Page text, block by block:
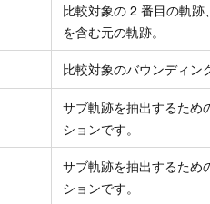
比較対象の 2 番目の軌
を含む元の軌跡。
比較対象のバウンディン
サブ軌跡を抽出するため
ションです。
サブ軌跡を抽出するため
ションです。